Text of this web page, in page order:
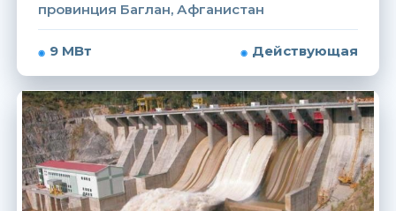
провинция Баглан, Афганистан
9 МВт Действующая